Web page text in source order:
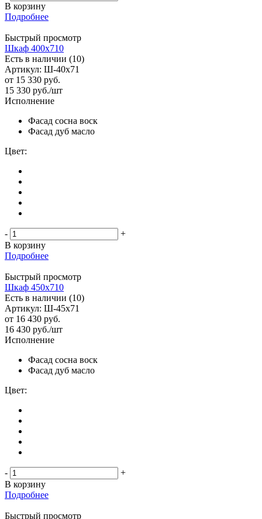
В корзину
Подробнее
Быстрый просмотр
Шкаф 400х710
Есть в наличии (10)
Артикул: Ш-40х71
от 15 330 руб.
15 330 руб./шт
Исполнение
Фасад сосна воск
Фасад дуб масло
Цвет:
-
+
В корзину
Подробнее
Быстрый просмотр
Шкаф 450х710
Есть в наличии (10)
Артикул: Ш-45х71
от 16 430 руб.
16 430 руб./шт
Исполнение
Фасад сосна воск
Фасад дуб масло
Цвет:
-
+
В корзину
Подробнее
Быстрый просмотр